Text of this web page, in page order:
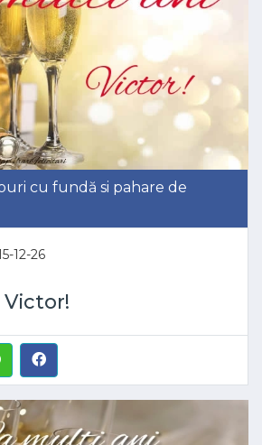
cu fundă si pahare de
12-26